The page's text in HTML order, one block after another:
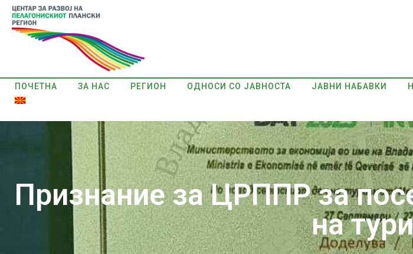
ПОЧЕТНА ЗА НАС РЕГИОН ОДНОСИ СО ЈАВНОСТА ЈАВНИ НАБАВКИ
Признание за ЦРППР за
на